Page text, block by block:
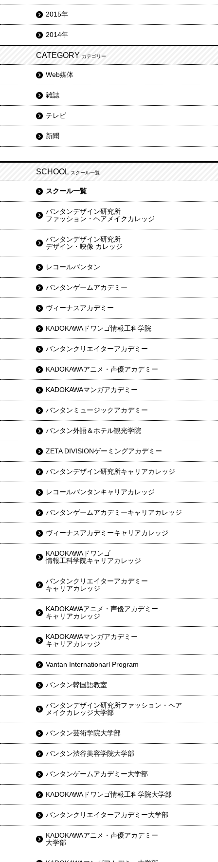
2015年
2014年
CATEGORY カテゴリー
Web媒体
雑誌
テレビ
新聞
SCHOOL スクール一覧
スクール一覧
バンタンデザイン研究所
ファッション・ヘアメイクカレッジ
バンタンデザイン研究所
デザイン・映像 カレッジ
レコールバンタン
バンタンゲームアカデミー
ヴィーナスアカデミー
KADOKAWAドワンゴ情報工科学院
バンタンクリエイターアカデミー
KADOKAWAアニメ・声優アカデミー
KADOKAWAマンガアカデミー
バンタンミュージックアカデミー
バンタン外語＆ホテル観光学院
ZETA DIVISIONゲーミングアカデミー
バンタンデザイン研究所キャリアカレッジ
レコールバンタンキャリアカレッジ
バンタンゲームアカデミーキャリアカレッジ
ヴィーナスアカデミーキャリアカレッジ
KADOKAWAドワンゴ
情報工科学院キャリアカレッジ
バンタンクリエイターアカデミー
キャリアカレッジ
KADOKAWAアニメ・声優アカデミー
キャリアカレッジ
KADOKAWAマンガアカデミー
キャリアカレッジ
Vantan Internationarl Program
バンタン韓国語教室
バンタンデザイン研究所ファッション・ヘア
メイクカレッジ大学部
バンタン芸術学院大学部
バンタン渋谷美容学院大学部
バンタンゲームアカデミー大学部
KADOKAWAドワンゴ情報工科学院大学部
バンタンクリエイターアカデミー大学部
KADOKAWAアニメ・声優アカデミー
大学部